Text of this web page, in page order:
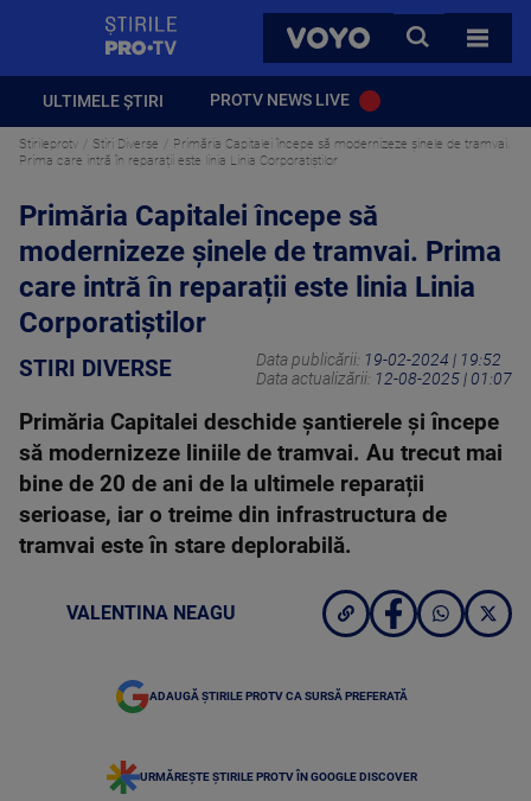
VOYO
CAUTA
TOATE
ULTIMELE ȘTIRI PROTV NEWS LIVE
Stirileprotv Stiri Diverse
Primăria Capitalei începe să modernizeze șinele de tramvai.
Prima care intră în reparații este linia Linia Corporatiștilor
Primăria Capitalei începe să
modernizeze șinele de tramvai. Prima
care intră în reparații este linia Linia
Corporatiștilor
STIRI DIVERSE Data publicării: 19-02-2024 | 19:52
Data actualizării: 12-08-2025 | 01:07
Primăria Capitalei deschide șantierele și începe
să modernizeze liniile de tramvai. Au trecut mai
bine de 20 de ani de la ultimele reparații
serioase, iar o treime din infrastructura de
tramvai este în stare deplorabilă.
VALENTINA NEAGU
ADAUGĂ ȘTIRILE PROTV CA SURSĂ PREFERATĂ
URMĂREȘTE ȘTIRILE PROTV ÎN GOOGLE DISCOVER